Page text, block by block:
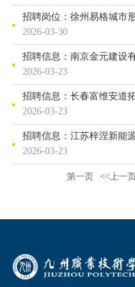
招聘岗位：徐州易格城市
2026-03-30
招聘信息：南京金元建设
2026-03-23
2026-03-23
招聘信息：江苏梓涅新能
2026-03-23
第一页 <<上一